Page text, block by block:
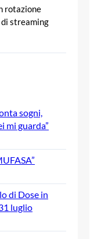
rotazione
streaming
sogni,
mi guarda”
di Dose in
luglio